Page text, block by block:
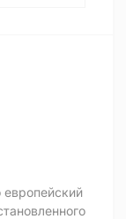
европейский